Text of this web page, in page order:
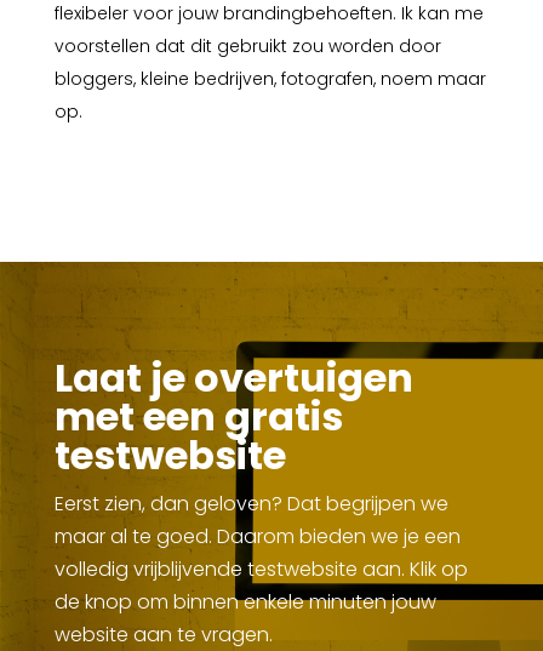
flexibeler voor jouw brandingbehoeften. Ik kan me
voorstellen dat dit gebruikt zou worden door
bloggers, kleine bedrijven, fotografen, noem maar
op.
Laat je overtuigen
met een gratis
testwebsite
Eerst zien, dan geloven? Dat begrijpen we
maar al te goed. Daarom bieden we je een
volledig vrijblijvende testwebsite aan. Klik op
de knop om binnen enkele minuten jouw
website aan te vragen.